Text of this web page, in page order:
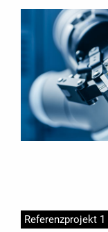
Referenzprojekt 1